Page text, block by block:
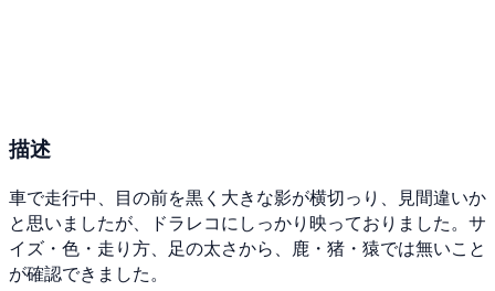
描述
車で走行中、目の前を黒く大きな影が横切っり、見間違いか
と思いましたが、ドラレコにしっかり映っておりました。サ
イズ・色・走り方、足の太さから、鹿・猪・猿では無いこと
が確認できました。